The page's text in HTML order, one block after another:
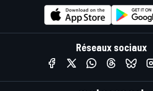
Réseaux sociaux